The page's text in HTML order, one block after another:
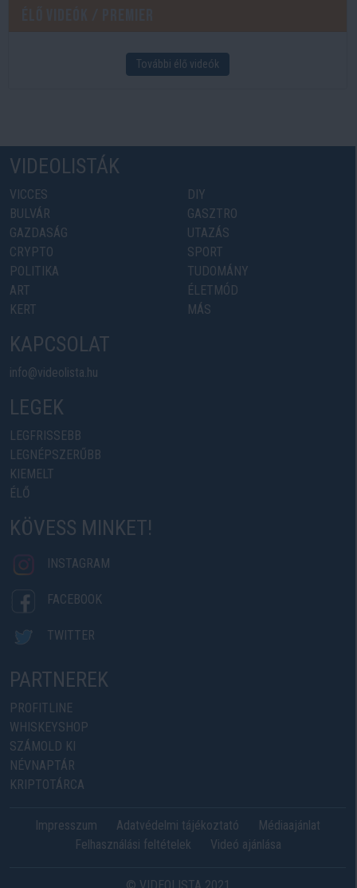
További élő videók
VIDEOLISTÁK
VICCES
BULVÁR
GAZDASÁG
CRYPTO
POLITIKA
ART
KERT
DIY
GASZTRO
UTAZÁS
SPORT
TUDOMÁNY
ÉLETMÓD
MÁS
KAPCSOLAT
info@videolista.hu
LEGEK
LEGFRISSEBB
LEGNÉPSZERŰBB
KIEMELT
ÉLŐ
KÖVESS MINKET!
INSTAGRAM
FACEBOOK
TWITTER
PARTNEREK
PROFITLINE
WHISKEYSHOP
SZÁMOLD KI
NÉVNAPTÁR
KRIPTOTÁRCA
Impresszum Adatvédelmi tájékoztató
Médiaajánlat
Felhasználási feltételek
Videó ajánlása
© VIDEOLISTA 2021